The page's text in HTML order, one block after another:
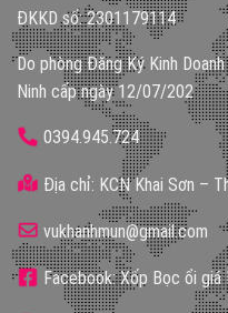
ĐKKD số: 2301179114
Do phòng Đăng Ký Kinh
Ninh cấp ngày 12/07/202
0394.945.724
Địa chỉ: KCN Khai Sơn –
vukhanhmun@gmail.com
Facebook: Xốp Bọc ổi giá